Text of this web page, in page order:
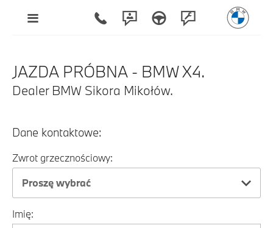
JAZDA PRÓBNA - BMW X4.
Dealer BMW Sikora Mikołów.
Dane kontaktowe:
Zwrot grzecznościowy:
Proszę wybrać
Imię: